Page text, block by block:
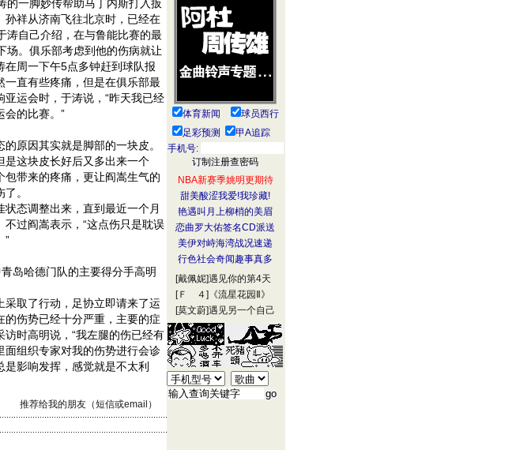
的一脚妙传帮助马丁内斯打入扳
祥从济南飞往北京时，已经在
涛自己介绍，在与鲁能比赛的最
场。俱乐部考虑到他的伤病就让
周一下午5点多钟赶到球队报
直有些疼痛，但是在俱乐部最
运会时，于涛说，“昨天我已经
会的比赛。”
原因其实就是脚部的一块皮。
是这块皮长好后又多出来一个
带来的疼痛，更让阎嵩生气的
。
态调整出来，直到最近一个月
过阎嵩表示，“这点伤只是耽误
”
岛哈德门队的主要得分手高明
取了行动，足协立即请来了运
伤势已经十分严重，主要的症
时高明说，“我左腿的伤已经有
组织专家对我的伤势进行会诊
影响发挥，感觉就是不太利
推荐给我的朋友（短信或email）
体育新闻
球员西行
足彩预测
甲A追踪
手机号:
NBA新赛季姚明更期待
甜美酸涩我爱!我珍藏!
艳遇叫月上柳梢的美眉
恋曲罗大佑签名CD派送
美伊对峙海湾战况速递
行色社会奇闻趣事真多
[戴佩妮]遇见你的第4天
[Ｆ ４] 《流星花园Ⅱ》
[莫文蔚]遇见另一个自己